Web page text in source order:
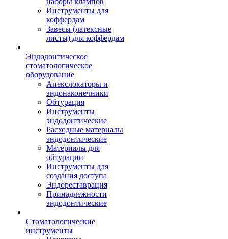
Инструменты для
коффердам
Завесы (латексные
листы) для коффердам
Эндодонтическое
стоматологическое
оборудование
Апекслокаторы и
эндонаконечники
Обтурация
Инструменты
эндодонтические
Расходные материалы
эндодонтические
Материалы для
обтурации
Инструменты для
создания доступа
Эндореставрация
Принадлежности
эндодонтические
Стоматологические
инструменты